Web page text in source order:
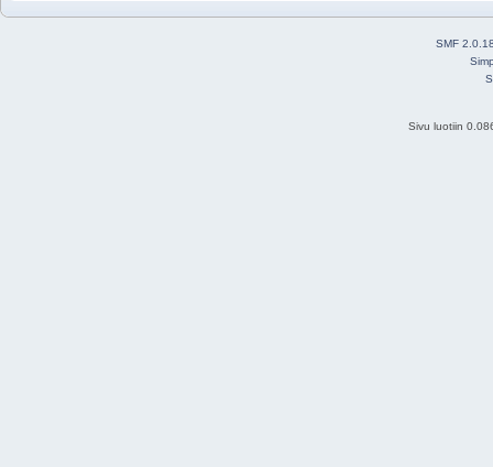
SMF
Sivu luotiin